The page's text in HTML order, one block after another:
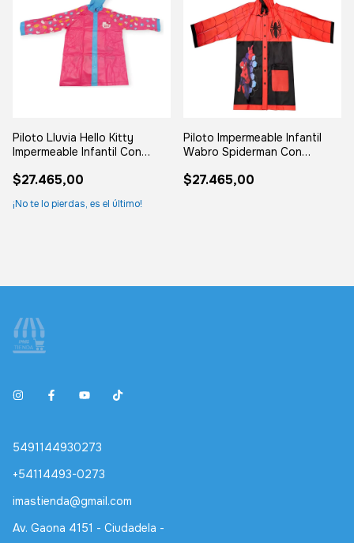
Piloto Lluvia Hello Kitty
Impermeable Infantil Con
$27.465,00
¡No te lo pierdas, es el último!
Piloto Impermeable Infantil
Wabro Spiderman Con
$27.465,00
5491144930273
+54114493-0273
imastienda@gmail.com
Av. Gaona 4151 - Ciudadela -